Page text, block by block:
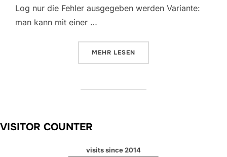
Log nur die Fehler ausgegeben werden Variante:
man kann mit einer …
MEHR ÜBER „AUSWERTUNG VON
LESEN
VISITOR COUNTER
visits since 2014